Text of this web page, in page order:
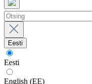
Eesti
Eesti
English (EE)